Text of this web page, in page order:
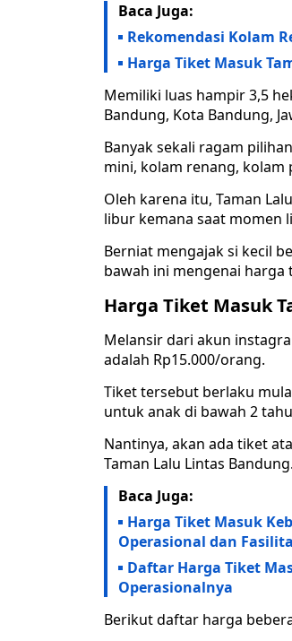
Baca Juga:
Rekomendasi Kolam
Harga Tiket Masuk
Memiliki luas hampir 3,5
Bandung, Kota Bandung,
Banyak sekali ragam
mini, kolam renang,
Oleh karena itu, Taman
libur kemana saat momen
Berniat mengajak si kecil
bawah ini mengenai harga
Harga Tiket Masuk
Melansir dari akun
adalah Rp15.000/orang.
Tiket tersebut berlaku
untuk anak di bawah 2
Nantinya, akan ada tiket
Taman Lalu Lintas Bandung.
Baca Juga:
Harga Tiket Masuk
Operasional dan
Daftar Harga Tiket
Operasionalnya
Berikut daftar harga